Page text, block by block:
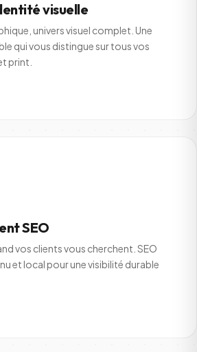
visuelle
univers visuel complet. Une
qui vous distingue sur tous vos
print.
SEO
vos clients vous cherchent. SEO
et local pour une visibilité durable